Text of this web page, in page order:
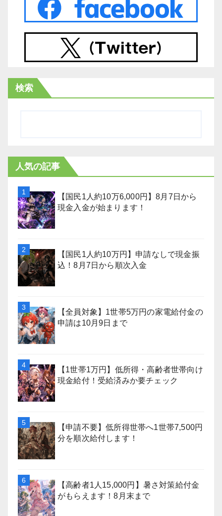
検索
人気の記事
【国民1人約10万6,000円】8月7日から
現金入金が始まります！
【国民1人約10万円】申請なしで現金振
込！8月7日から順次入金
【全員対象】1世帯5万円の家電給付金の
申請は10月9日まで
【1世帯1万円】低所得・高齢者世帯向け
現金給付！受給済みか要チェック
【申請不要】低所得世帯へ1世帯7,500円
分を順次給付します！
【高齢者1人15,000円】暑さ対策給付金
がもらえます！8月末まで